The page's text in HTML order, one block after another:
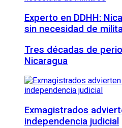
Experto en DDHH:
sin necesidad de
Tres décadas de
Nicaragua
Exmagistrados
independencia judicial